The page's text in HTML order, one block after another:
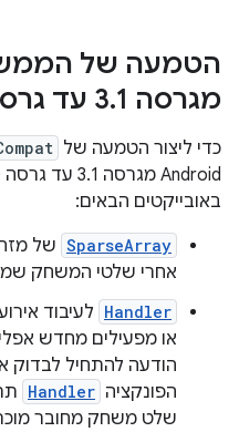
מגרסה 3
.1 עד גרסה 4
כדי ליצור הטמעה של
באובייקטים הבאים:
SparseArray של
אחרי שלטי המשחק
Handler לעיבוד
או מפעילים מחדש
הודעה להתחיל
הפונקציה Handler
שלט משחק מחובר